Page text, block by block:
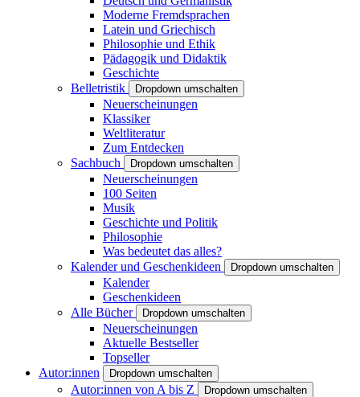
Moderne Fremdsprachen
Latein und Griechisch
Philosophie und Ethik
Pädagogik und Didaktik
Geschichte
Belletristik
Dropdown umschalten
Neuerscheinungen
Klassiker
Weltliteratur
Zum Entdecken
Sachbuch
Dropdown umschalten
Neuerscheinungen
100 Seiten
Musik
Geschichte und Politik
Philosophie
Was bedeutet das alles?
Kalender und Geschenkideen
Dropdown umschalten
Kalender
Geschenkideen
Alle Bücher
Dropdown umschalten
Neuerscheinungen
Aktuelle Bestseller
Topseller
Autor:innen
Dropdown umschalten
Autor:innen von A bis Z Dropdown umschalten